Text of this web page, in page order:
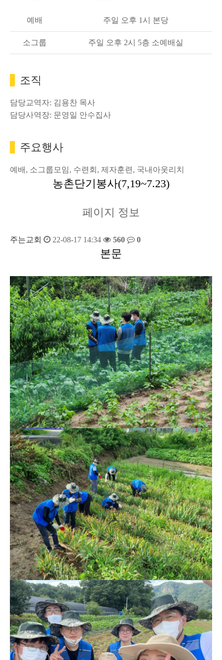
예배 주일 오후 1시 본당
소그룹 주일 오후 2시 5층 소예배실
조직
담당교역자: 김용찬 목사
담당사역장: 문영일 안수집사
주요행사
예배, 소그룹모임, 수련회, 제자훈련, 국내아웃리치
농촌단기봉사(7,19~7.23)
페이지 정보
주는교회 22-08-17 14:34 560 0
본문